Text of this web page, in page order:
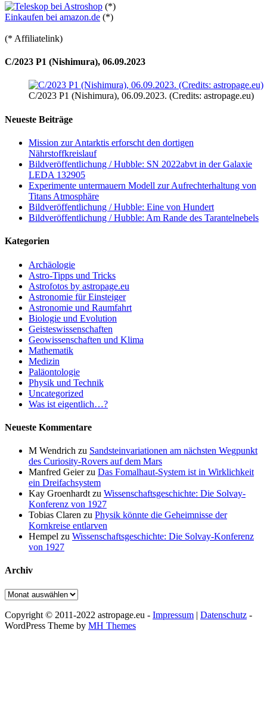
(*)
Einkaufen bei amazon.de (*)
(* Affiliatelink)
C/2023 P1 (Nishimura), 06.09.2023
C/2023 P1 (Nishimura), 06.09.2023. (Credits: astropage.eu)
Neueste Beiträge
Mission zur Antarktis erforscht den dortigen
Nährstoffkreislauf
Bildveröffentlichung / Hubble: SN 2022abvt in der Galaxie
LEDA 132905
Experimente untermauern Modell zur Aufrechterhaltung von
Titans Atmosphäre
Bildveröffentlichung / Hubble: Eine von Hundert
Bildveröffentlichung / Hubble: Am Rande des Tarantelnebels
Kategorien
Archäologie
Astro-Tipps und Tricks
Astrofotos by astropage.eu
Astronomie für Einsteiger
Astronomie und Raumfahrt
Biologie und Evolution
Geisteswissenschaften
Geowissenschaften und Klima
Mathematik
Medizin
Paläontologie
Physik und Technik
Uncategorized
Was ist eigentlich…?
Neueste Kommentare
M Wendrich zu Sandsteinvariationen am nächsten Wegpunkt
des Curiosity-Rovers auf dem Mars
Manfred Geierzu Das Fomalhaut-System ist in Wirklichkeit
ein Dreifachsystem
Kay Groenhardt zu Wissenschaftsgeschichte: Die Solvay-
Konferenz von 1927
Tobias Claren zu Physik könnte die Geheimnisse der
Kornkreise entlarven
Hempel zu Wissenschaftsgeschichte: Die Solvay-Konferenz
von 1927
Archiv
Archiv
Copyright © 2011-2022 astropage.eu - Impressum | Datenschutz -
WordPress Theme by MH Themes